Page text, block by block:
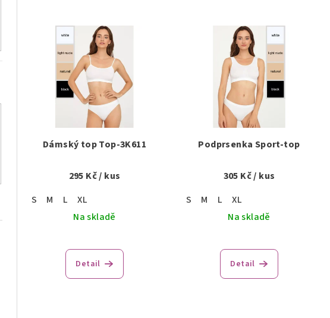
u
d
Dámský top Top-3K611
295 Kč/ kus
S
M L
XL
Na skladě
Detail
Podprsenka Sport-top
305 Kč/ kus
S
M L
XL
Na skladě
Detail